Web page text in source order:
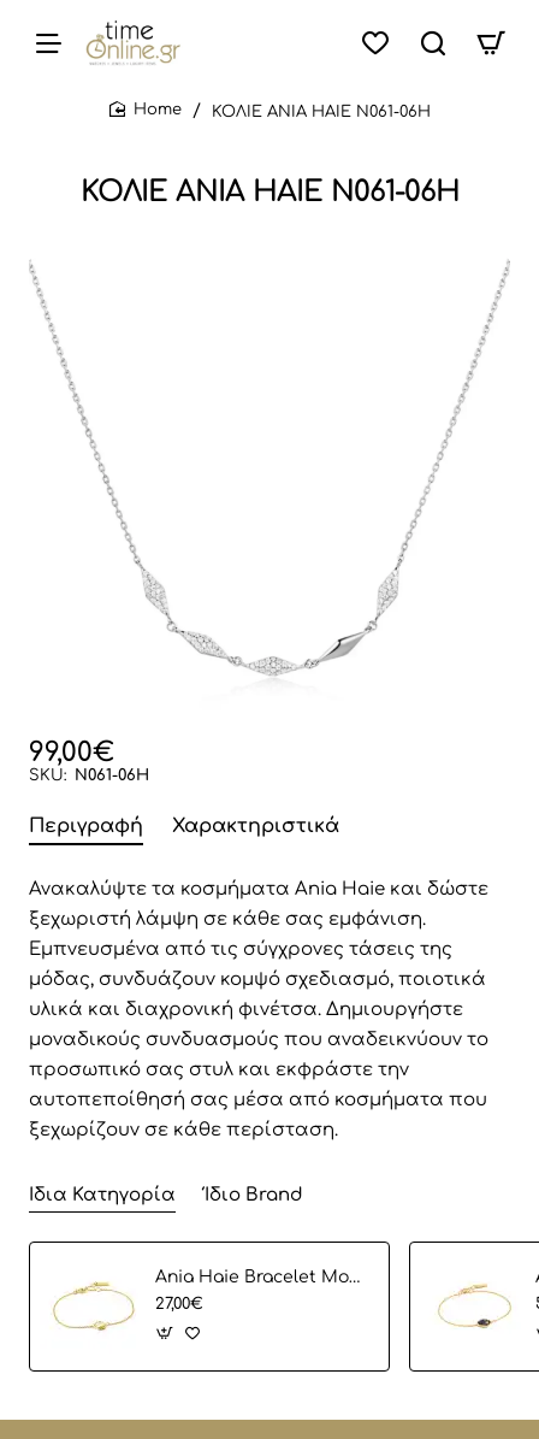
ΚΟΛΙΕ ANIA HAIE N061-06H
ΚΟΛΙΕ ANIA HAIE N061-06H
99,00€
SKU: N061-06H
Περιγραφή Χαρακτηριστικά
Ανακαλύψτε τα κοσμήματα Ania Haie και δώστε
ξεχωριστή λάμψη σε κάθε σας εμφάνιση.
Εμπνευσμένα από τις σύγχρονες τάσεις της
μόδας, συνδυάζουν κομψό σχεδιασμό, ποιοτικά
υλικά και διαχρονική φινέτσα. Δημιουργήστε
μοναδικούς συνδυασμούς που αναδεικνύουν το
προσωπικό σας στυλ και εκφράστε την
αυτοπεποίθησή σας μέσα από κοσμήματα που
ξεχωρίζουν σε κάθε περίσταση.
Ίδια Κατηγορία Ίδιο Brand
Ania Haie Bracelet Modern Cirlce B002-02G
27,00€